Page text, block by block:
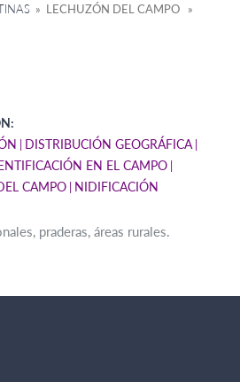
» LECHUZÓN DEL CAMPO »
DISTRIBUCIÓN GEOGRÁFICA
EN EL CAMPO
CAMPO NIDIFICACIÓN
praderas, áreas rurales.